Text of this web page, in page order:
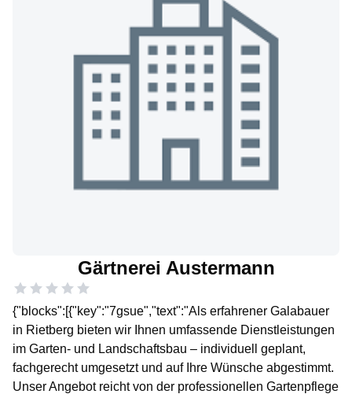
Gärtnerei Austermann
{"blocks":[{"key":"7gsue","text":"Als erfahrener Galabauer
in Rietberg bieten wir Ihnen umfassende Dienstleistungen
im Garten- und Landschaftsbau – individuell geplant,
fachgerecht umgesetzt und auf Ihre Wünsche abgestimmt.
Unser Angebot reicht von der professionellen Gartenpflege